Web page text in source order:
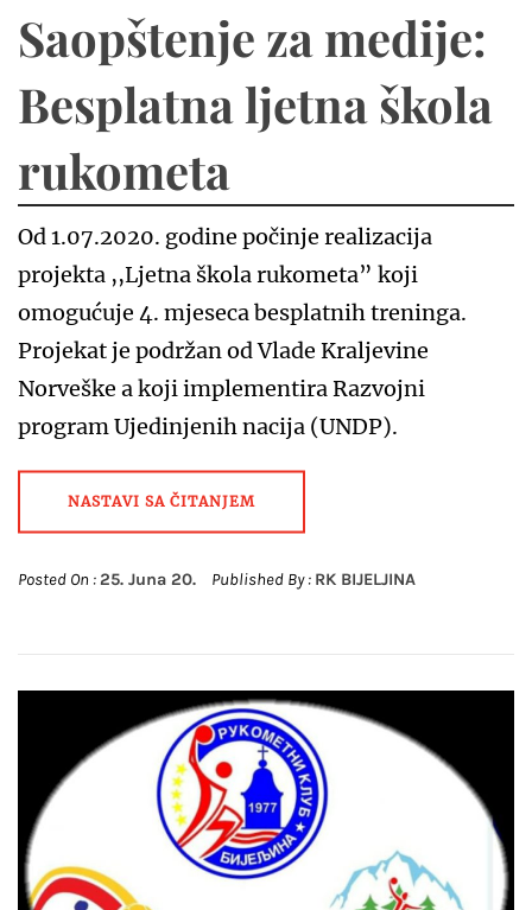
Saopštenje za medije:
Besplatna ljetna škola
rukometa
Od 1.07.2020. godine počinje realizacija
projekta ,,Ljetna škola rukometa” koji
omogućuje 4. mjeseca besplatnih treninga.
Projekat je podržan od Vlade Kraljevine
Norveške a koji implementira Razvojni
program Ujedinjenih nacija (UNDP).
NASTAVI SA ČITANJEM
Posted On :25. Juna 20. Published By : RK BIJELJINA